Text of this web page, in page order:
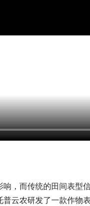
，而传统的田间表型
云农研发了一款作物